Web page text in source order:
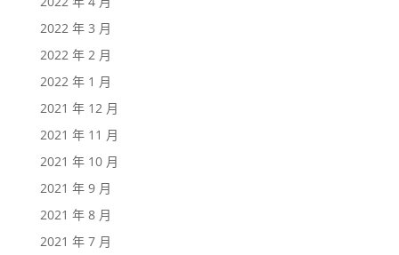
2022 年 3 月
2022 年 2 月
2022 年 1 月
2021 年 12 月
2021 年 11 月
2021 年 10 月
2021 年 9 月
2021 年 8 月
2021 年 7 月